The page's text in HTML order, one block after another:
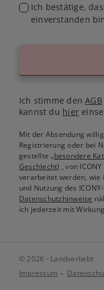
Ich bestätige,
einverstanden
Ich stimme denAGB
kannst du hier
Mit der Absendung
Registrierung oder bei
gestellte„besondere
Geschlecht) , von
verarbeitet werden, wie
und Nutzung des
Datenschutzhinweise
ich jederzeit mit
© 2026 - Landverliebt
Impressum